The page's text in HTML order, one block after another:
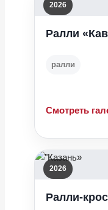
2026
Ралли
ралли
Смотреть
2026
Ралли-